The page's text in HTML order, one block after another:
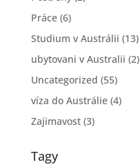
Práce(6)
Studium v Austrálii (13)
ubytovani v Australii (2)
Uncategorized (55)
víza do Austrálie(4)
Zajimavost(3)
Tagy